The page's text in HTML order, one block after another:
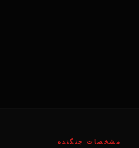
مشخصات جنگنده